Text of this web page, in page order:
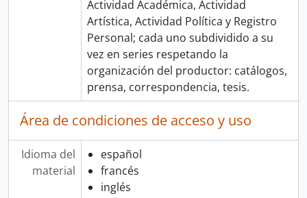
Actividad Académica, Actividad
Artística, Actividad Política y Registro
Personal; cada uno subdividido a su
vez en series respetando la
organización del productor: catálogos,
prensa, correspondencia, tesis.
Área de condiciones de acceso y uso
Idioma del
material
español
francés
inglés